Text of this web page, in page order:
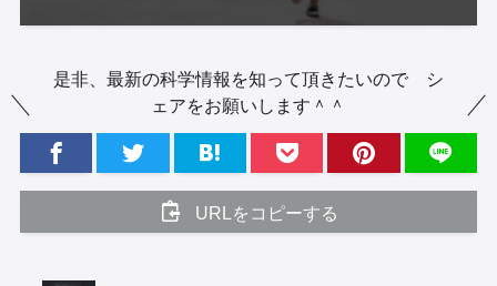
是非、最新の科学情報を知って頂きたいので シ
ェアをお願いします＾＾
URLをコピーする